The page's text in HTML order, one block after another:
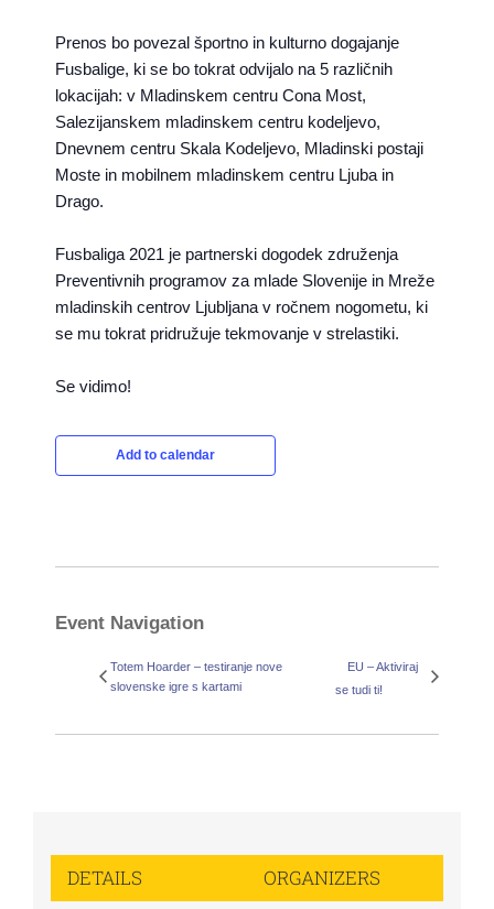
Prenos bo povezal športno in kulturno dogajanje
Fusbalige, ki se bo tokrat odvijalo na 5 različnih
lokacijah: v Mladinskem centru Cona Most,
Salezijanskem mladinskem centru kodeljevo,
Dnevnem centru Skala Kodeljevo, Mladinski postaji
Moste in mobilnem mladinskem centru Ljuba in
Drago.
Fusbaliga 2021 je partnerski dogodek združenja
Preventivnih programov za mlade Slovenije in Mreže
mladinskih centrov Ljubljana v ročnem nogometu, ki
se mu tokrat pridružuje tekmovanje v strelastiki.
Se vidimo!
Add to calendar
Event Navigation
Totem Hoarder – testiranje nove
slovenske igre s kartami
EU – Aktiviraj
se tudi ti!
DETAILS ORGANIZERS